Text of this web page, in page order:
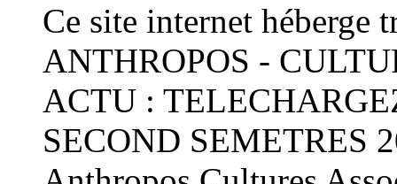
Ce site internet héberge
ANTHROPOS -
ACTU :
SECOND SEMETRES